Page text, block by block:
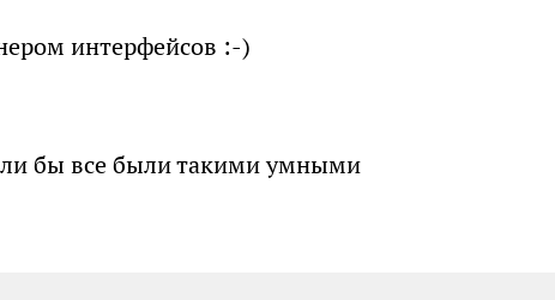
интерфейсов :-)
бы все были такими умными